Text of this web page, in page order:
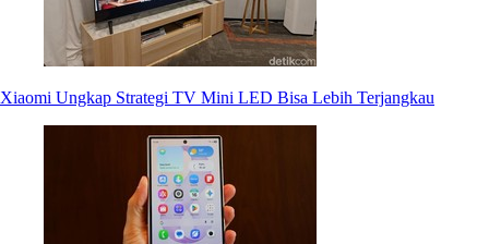
Xiaomi Ungkap Strategi TV Mini LED Bisa Lebih Terjangkau